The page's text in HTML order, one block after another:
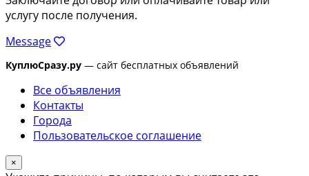
услугу после получения.
Message
КуплюСразу.ру — сайт бесплатных объявлений
Все объявления
Контакты
Города
Пользовательское соглашение
×